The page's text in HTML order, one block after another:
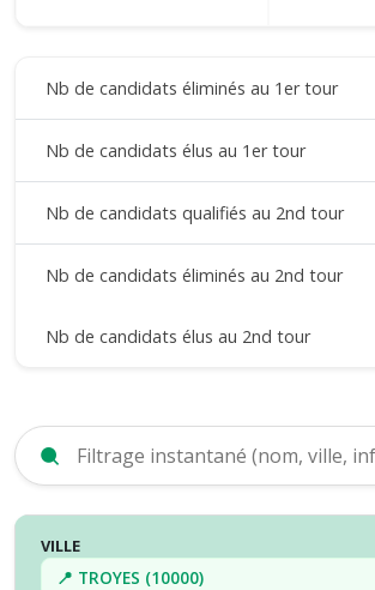
Nb de candidats éliminés au 1er tour
Nb de candidats élus au 1er tour
Nb de candidats qualifiés au 2nd tour
Nb de candidats éliminés au 2nd tour
Nb de candidats élus au 2nd tour
VILLE
📍 TROYES (10000)